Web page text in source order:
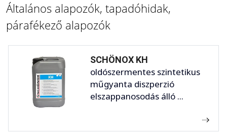
Általános alapozók, tapadóhidak,
párafékező alapozók
SCHÖNOX KH
oldószermentes szintetikus
műgyanta diszperzió
elszappanosodás álló ...